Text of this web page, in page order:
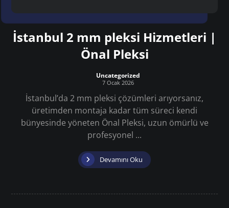
İstanbul 2 mm pleksi Hizmetleri |
Önal Pleksi
Uncategorized
7 Ocak 2026
İstanbul’da 2 mm pleksi çözümleri arıyorsanız,
üretimden montaja kadar tüm süreci kendi
bünyesinde yöneten Önal Pleksi, uzun ömürlü ve
profesyonel ...
Devamını Oku